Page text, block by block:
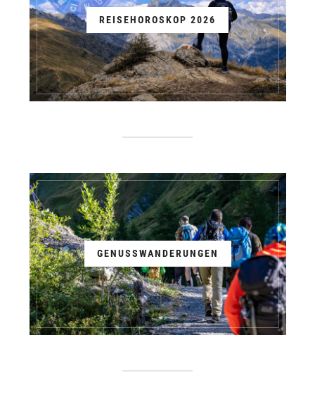
REISEHOROSKOP 2026
GENUSSWANDERUNGEN